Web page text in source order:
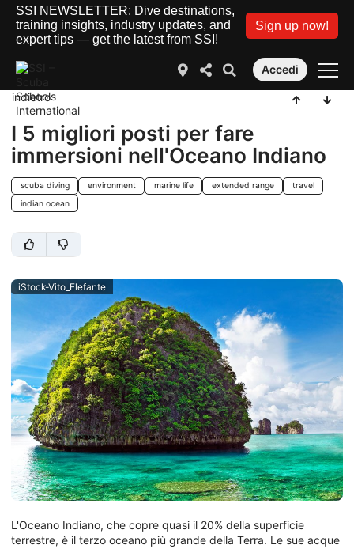
SSI NEWSLETTER: Dive destinations,
training insights, industry updates, and
expert tips — get the latest from SSI!
Sign up now!
Accedi
indietro
I 5 migliori posti per fare
immersioni nell'Oceano Indiano
scuba diving environment marine life extended range
travel
indian ocean
iStock-Vito_Elefante
L'Oceano Indiano, che copre quasi il 20% della superficie
terrestre, è il terzo oceano più grande della Terra. Le sue acque